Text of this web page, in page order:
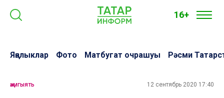
16+
Яңалыклар Фото Матбугат очрашуы Рәсми
җәмгыять 12 сентябрь 2020 17:40